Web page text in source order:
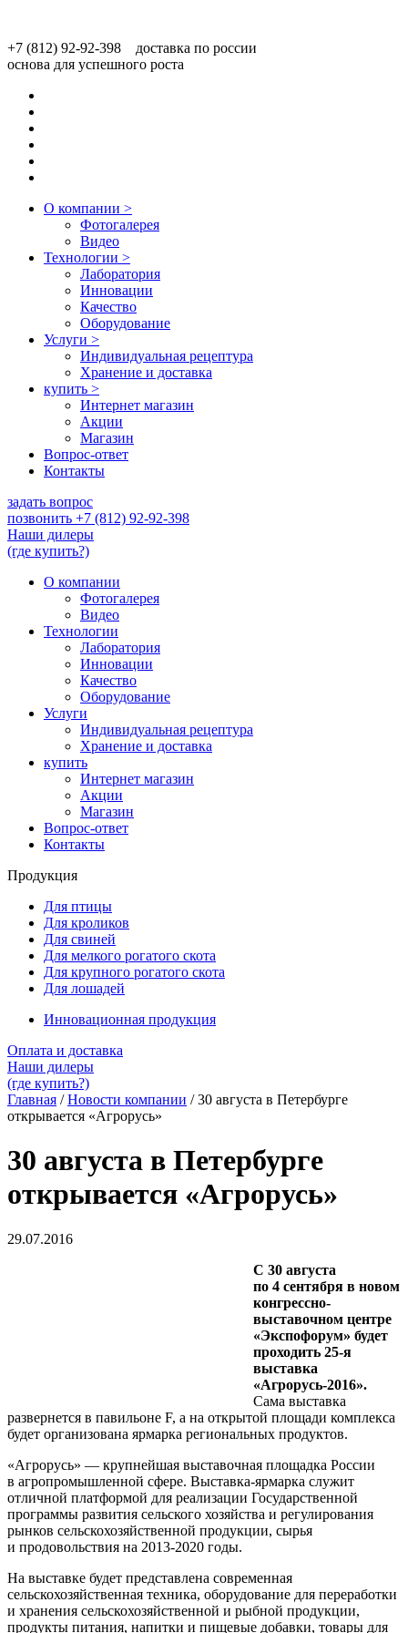
+7 (812) 92-92-398 доставка по россии
основа для успешного роста
О компании >
Фотогалерея
Видео
Технологии >
Лаборатория
Инновации
Качество
Оборудование
Услуги >
Индивидуальная рецептура
Хранение и доставка
купить >
Интернет магазин
Акции
Магазин
Вопрос-ответ
Контакты
задать вопрос
позвонить +7 (812) 92-92-398
Наши дилеры
(где купить?)
О компании
Фотогалерея
Видео
Технологии
Лаборатория
Инновации
Качество
Оборудование
Услуги
Индивидуальная рецептура
Хранение и доставка
купить
Интернет магазин
Акции
Магазин
Вопрос-ответ
Контакты
Продукция
Для птицы
Для кроликов
Для свиней
Для мелкого рогатого скота
Для крупного рогатого скота
Для лошадей
Инновационная продукция
Оплата и доставка
Наши дилеры
(где купить?)
Главная /Новости компании /30 августа в Петербурге
открывается «Агрорусь»
30 августа в Петербурге
открывается «Агрорусь»
29.07.2016
С 30 августа
по 4 сентября в новом
конгрессно-
выставочном центре
«Экспофорум» будет
проходить 25-я
выставка
«Агрорусь-2016».
Сама выставка
развернется в павильоне F, а на открытой площади комплекса
будет организована ярмарка региональных продуктов.
«Агрорусь» — крупнейшая выставочная площадка России
в агропромышленной сфере. Выставка-ярмарка служит
отличной платформой для реализации Государственной
программы развития сельского хозяйства и регулирования
рынков сельскохозяйственной продукции, сырья
и продовольствия на 2013-2020 годы.
На выставке будет представлена современная
сельскохозяйственная техника, оборудование для переработки
и хранения сельскохозяйственной и рыбной продукции,
продукты питания, напитки и пищевые добавки, товары для